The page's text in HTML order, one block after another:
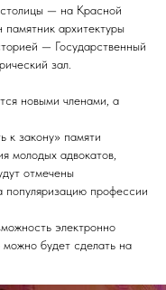
— на Красной
архитектуры
— Государственный
зал.
новыми членами, а
к закону» памяти
молодых адвокатов,
отмечены
популяризацию профессии
электронно
будет сделать на